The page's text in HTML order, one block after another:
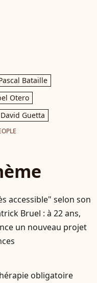
Bataille
Otero
David Guetta
accessible" selon son
Bruel : à 22 ans,
un nouveau projet
obligatoire